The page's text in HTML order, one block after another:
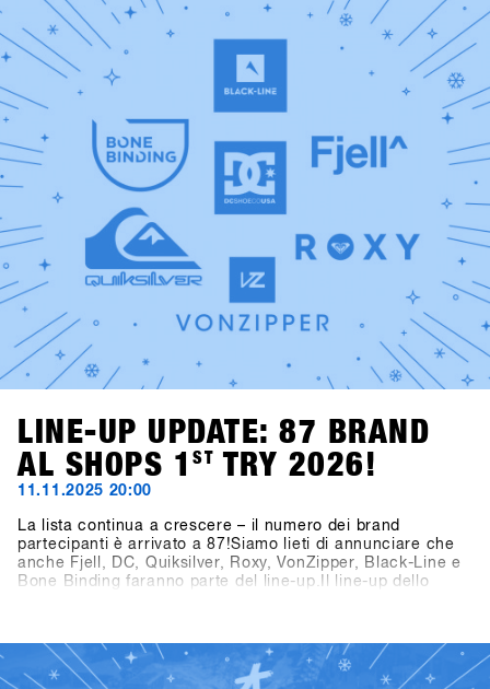
possono vincere gramdi premi.Lunedì dalle 21:00, due
vere leggende dello snowboard passano dietro alla
consolle: Fredi Kalbermatten e Gogo Gossner, alias DJ
Fredi K & DJock Norris. Il loro viaggio tra hip hop old-
school, funk e soul prende vita al Kosis Pub (Hotel Kosis,
Fügen).Due serate indimenticabili in due location diverse e
stimolanti, pensate come spazi di confronto, community,
divertimento e tempo condiviso lontano dalla neve.
LINE-UP UPDATE: 87 BRAND
AL SHOPS 1
ST TRY 2026!
11.11.2025 20:00
La lista continua a crescere – il numero dei brand
partecipanti è arrivato a 87!Siamo lieti di annunciare che
anche Fjell, DC, Quiksilver, Roxy, VonZipper, Black-Line e
Bone Binding faranno parte del line-up.Il line-up dello
presenti al SHOPS 1
TRY 2026!👉 Scopri tutti i brand
partecipanti nella Brandlist aggiornata.